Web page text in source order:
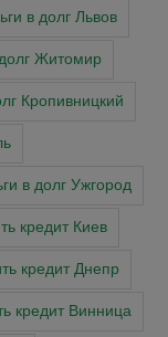
в долг Львов
Житомир
Кропивницкий
в долг Ужгород
кредит Киев
кредит Днепр
кредит Винница